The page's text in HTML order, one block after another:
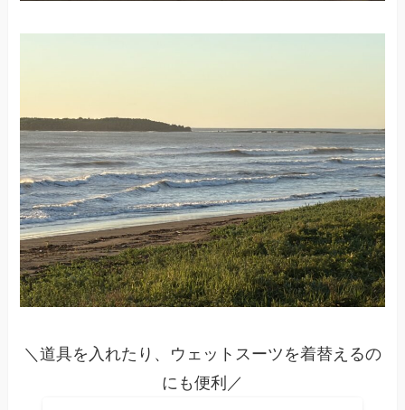
＼道具を入れたり、ウェットスーツを着替えるの
にも便利／